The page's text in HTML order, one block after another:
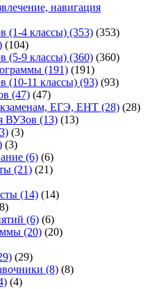
навигация
(1-4 классы) (353) (353)
(104)
(5-9 классы) (360) (360)
(191) (191)
(10-11 классы) (93) (93)
(47) (47)
ЕГЭ, ЕНТ (28) (28)
ВУЗов (13) (13)
(3)
(3)
(6) (6)
(21) (21)
(14) (14)
(6) (6)
(20) (20)
(29)
(8) (8)
(4)